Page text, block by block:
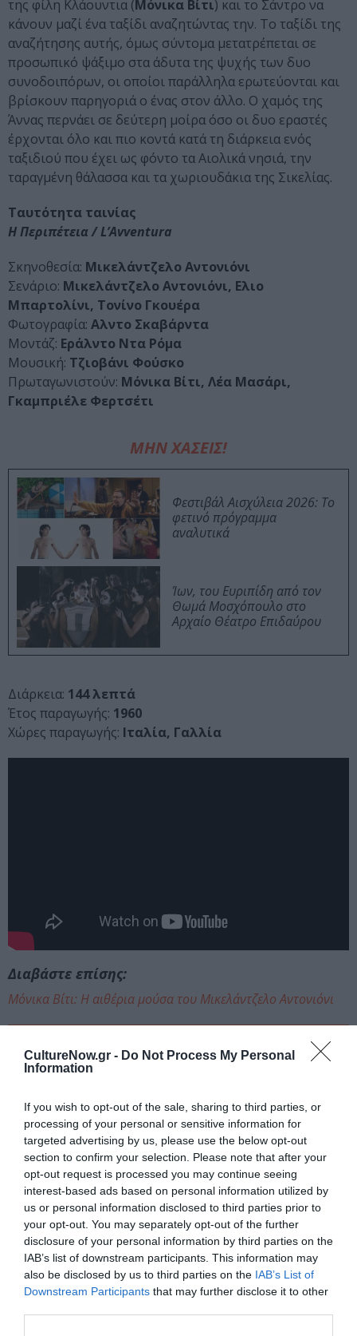
CultureNow.gr - Do Not Process My Personal
Information
If you wish to opt-out of the sale, sharing to third parties, or
processing of your personal or sensitive information for
targeted advertising by us, please use the below opt-out
section to confirm your selection. Please note that after your
opt-out request is processed you may continue seeing
interest-based ads based on personal information utilized by
us or personal information disclosed to third parties prior to
your opt-out. You may separately opt-out of the further
disclosure of your personal information by third parties on the
IAB’s list of downstream participants. This information may
also be disclosed by us to third parties on the IAB’s List of
Downstream Participants that may further disclose it to other
της φίλη Κλάουντια (Μόνικα Βίτι) και το Σάντρο να
κάνουν μαζί ένα ταξίδι αναζητώντας την. Το ταξίδι της
αναζήτησης αυτής, όμως σύντομα μετατρέπεται σε
προσωπικό ψάξιμο στα άδυτα της ψυχής των δυο
συνοδοιπόρων, οι οποίοι παράλληλα ερωτεύονται και
βρίσκουν παρηγοριά ο ένας στον άλλο. Ο χαμός της
Άννας περνάει σε δεύτερη μοίρα όσο οι δυο εραστές
έρχονται όλο και πιο κοντά κατά τη διάρκεια ενός
ταξιδιού που έχει ως φόντο τα Αιολικά νησιά, την
ταραγμένη θάλασσα και τα χωριουδάκια της Σικελίας.
Ταυτότητα ταινίας
Η Περιπέτεια / L’Avventura
Σκηνοθεσία: Μικελάντζελο Αντονιόνι
Σενάριο: Μικελάντζελο Αντονιόνι, Ελιο
Μπαρτολίνι, Τονίνο Γκουέρα
Φωτογραφία: Αλντο Σκαβάρντα
Μοντάζ: Εράλντο Ντα Ρόμα
Μουσική: Τζιοβάνι Φούσκο
Πρωταγωνιστούν: Μόνικα Βίτι, Λέα Μασάρι,
Γκαμπριέλε Φερτσέτι
ΜΗΝ ΧΑΣΕΙΣ!
Φεστιβάλ Αισχύλεια 2026: Το
φετινό πρόγραμμα
αναλυτικά
Ίων, του Ευριπίδη από τον
Θωμά Μοσχόπουλο στο
Αρχαίο Θέατρο Επιδαύρου
Διάρκεια: 144 λεπτά
Έτος παραγωγής: 1960
Χώρες παραγωγής: Ιταλία, Γαλλία
Διαβάστε επίσης:
Μόνικα Βίτι: Η αιθέρια μούσα του Μικελάντζελο Αντονιόνι
Ταυτότητα
20 Ιουλίου στους κινηματογράφους από τη New Star
Ακολουθήστε το Culturenow.gr στοGoogle News
μάθετε πρώτοι όλες τις ειδήσεις
Δείτε όλα τατελευταία νέαγια την Τέχνη και τον
Πολιτισμό στοCulturenow.gr
Νέοι Διαγωνισμοί ❯
Tags